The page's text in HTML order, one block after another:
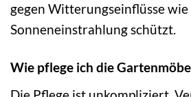
gegen Witterungseinflüsse wie
Sonneneinstrahlung schützt.
Wie pflege ich die